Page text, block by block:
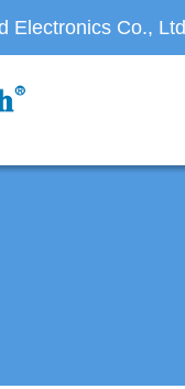
Electronics Co., Ltd